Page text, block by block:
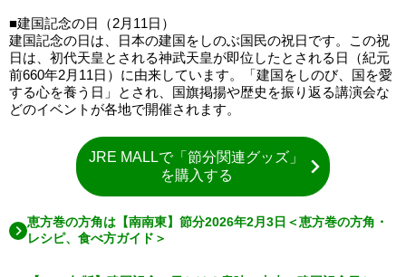
■建国記念の日（2月11日）
建国記念の日は、日本の建国をしのぶ国民の祝日です。この祝
日は、初代天皇とされる神武天皇が即位したとされる日（紀元
前660年2月11日）に由来しています。「建国をしのび、国を愛
する心を養う日」とされ、国旗掲揚や歴史を振り返る講演会な
どのイベントが各地で開催されます。
JRE MALLで「節分関連グッズ」
を購入する
恵方巻の方角は【南南東】節分2026年2月3日＜恵方巻の方角・
レシピ、食べ方ガイド＞